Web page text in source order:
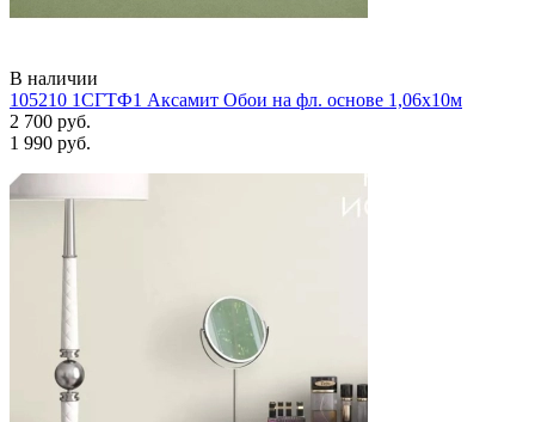
В наличии
105210 1СГТФ1 Аксамит Обои на фл. основе 1,06х10м
2 700 руб.
1 990 руб.